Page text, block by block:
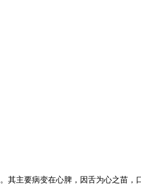
其主要病变在心脾，因舌为心之苗